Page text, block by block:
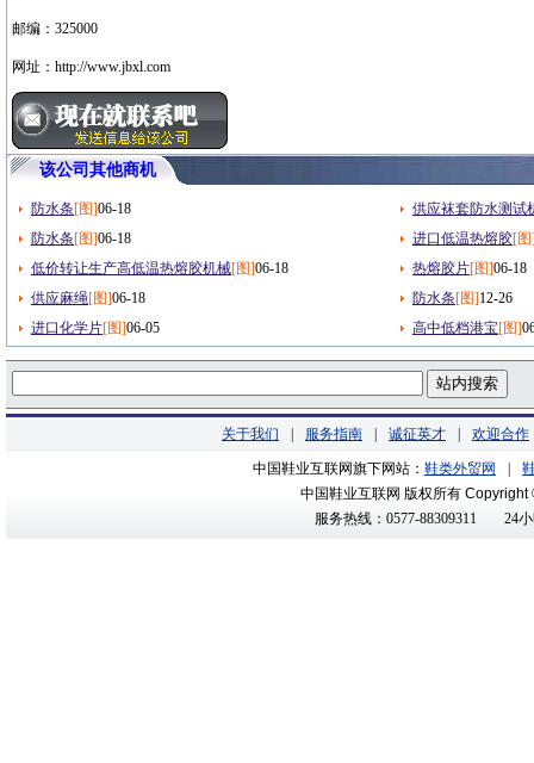
邮编：325000
网址：http://www.jbxl.com
该公司其他商机
防水条[图]06-18
供应袜套防水测试
防水条[图]06-18 进口低温热熔胶[
低价转让生产高低温热熔胶机械[图]06-18 热熔胶片[图]06-18
供应麻绳[图]06-18 防水条[图]12-26
进口化学片[图]06-05 高中低档港宝[图]
关于我们 服务指南 诚征英才 欢迎合作
中国鞋业互联网旗下网站： 鞋类外贸网
中国鞋业互联网 版权所有 Copyright
服务热线：0577-88309311
24